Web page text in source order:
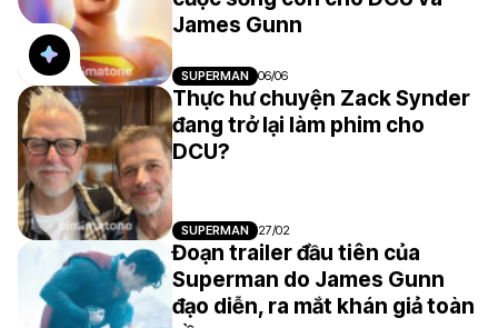
James Gunn
SUPERMAN 06/06
Thực hư chuyện Zack Synder
đang trở lại làm phim cho
DCU?
SUPERMAN 27/02
Đoạn trailer đầu tiên của
Superman do James Gunn
đạo diễn, ra mắt khán giả toàn